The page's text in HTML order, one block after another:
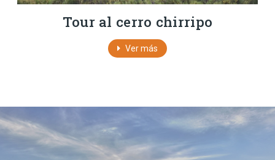
Tour al cerro chirripo
Ver más